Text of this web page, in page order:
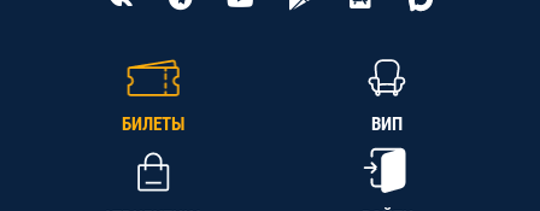
БИЛЕТЫ ВИП